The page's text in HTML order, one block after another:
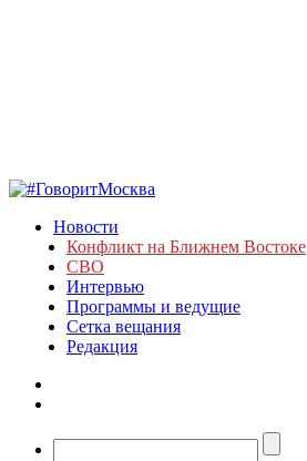
Новости
Конфликт на Ближнем Востоке
СВО
Интервью
Программы и ведущие
Сетка вещания
Редакция